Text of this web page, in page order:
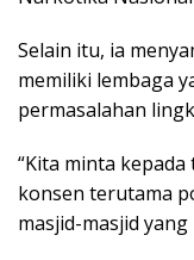
Selain itu, ia
memiliki lembaga
permasalahan
“Kita minta
konsen terutama
masjid-masjid